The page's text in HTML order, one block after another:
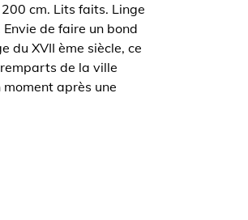
cm. Lits faits. Linge
de faire un bond
du XVII ème siècle, ce
de la ville
après une